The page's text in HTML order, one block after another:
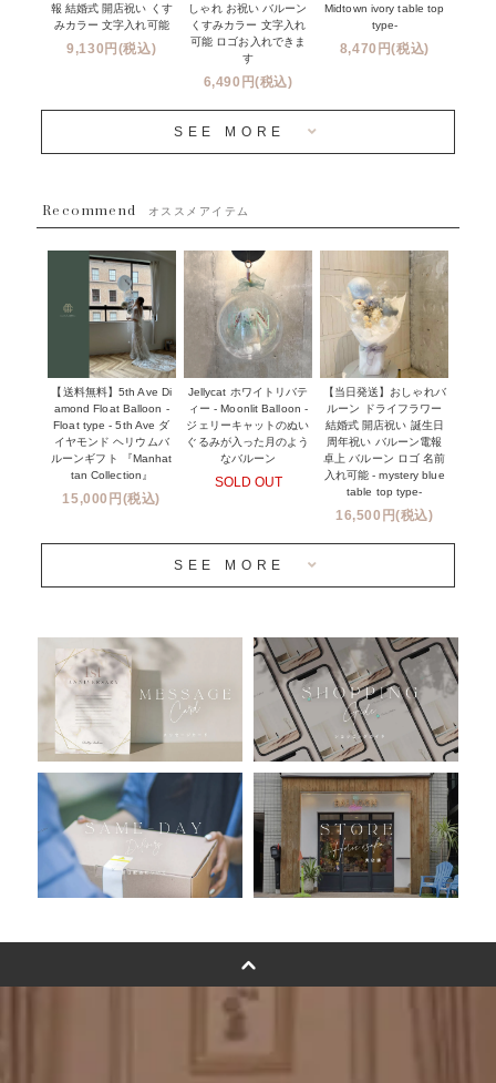
オプション
成人式・卒業式・入学式バルーンブーケ
新商品
~３０００円
~５５００円
１１０００円以上
NEW YORK MIND - ニューヨークスタイルバルーン
※コンフェッティバルーン -プリント内容-
コンフェッティバルーンについて
ハワイウェディングサービス
企業・法人様
ウェディングコンフェッティバルーン特集
実店舗について -大阪 堀江店・名古屋 星ヶ丘店・滋賀 配送
センター店・沖縄 嘉手納基地店-
プリントサービス
前撮り写真バルーン特集
姉妹店＆関連ショップについて
安心のチャビーバルーン
おすすめ商品
バルーン自動販売機
浮くバルーンオーダーメイド - coming soonn -
卓上バルーンオーダーメイド
ムーンリットバルーンについて
その他オーダーメイド
バルーンフラワーブーケについて
プリントフォント詳細＆使用例
報 結婚式 開店祝い くす
みカラー 文字入れ可能
9,130円(税込)
しゃれ お祝い バルーン
くすみカラー 文字入れ
可能 ロゴお入れできま
す
6,490円(税込)
Midtown ivory table top
type-
8,470円(税込)
SEE MORE
Recommend オススメアイテム
【送料無料】5th Ave Di
amond Float Balloon -
Float type - 5th Ave ダ
イヤモンド ヘリウムバ
ルーンギフト 『Manhat
tan Collection』
15,000円(税込)
Jellycat ホワイトリバテ
ィー - Moonlit Balloon -
ジェリーキャットのぬい
ぐるみが入った月のよう
なバルーン
SOLD OUT
【当日発送】おしゃれバ
ルーン ドライフラワー
結婚式 開店祝い 誕生日
周年祝い バルーン電報
卓上 バルーン ロゴ 名前
入れ可能 - mystery blue
table top type-
16,500円(税込)
SEE MORE